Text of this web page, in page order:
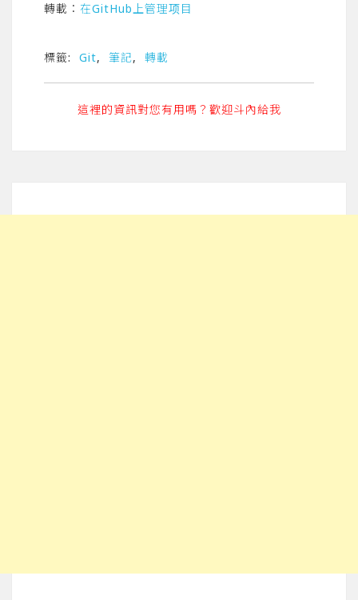
轉載： 在GitHub上管理项目
標籤: Git, 筆記, 轉載
這裡的資訊對您有用嗎？歡迎斗內給我